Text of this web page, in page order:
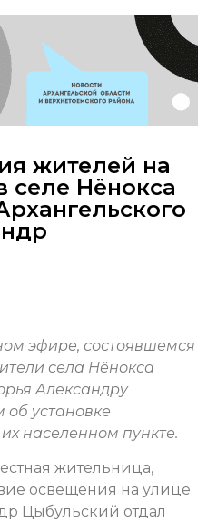
жителей на
Нёнокса
эфире, состоявшемся
села Нёнокса
Александру
об установке
населенном пункте.
жительница,
освещения на улице
Цыбульский отдал